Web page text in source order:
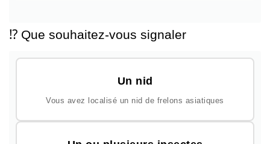
⁉️ Que souhaitez-vous signaler
Un nid
Vous avez localisé un nid de frelons asiatiques